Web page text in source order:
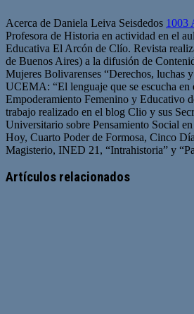
Acerca de Daniela Leiva Seisdedos 1003
Profesora de Historia en actividad en el
Educativa El Arcón de Clío. Revista
de Buenos Aires) a la difusión de
Mujeres Bolivarenses “Derechos, luchas
UCEMA: “El lenguaje que se escucha
Empoderamiento Femenino y Educativo
trabajo realizado en el blog Clio y sus
Universitario sobre Pensamiento Social
Hoy, Cuarto Poder de Formosa, Cinco
Magisterio, INED 21, “Intrahistoria” y
web
Artículos relacionados